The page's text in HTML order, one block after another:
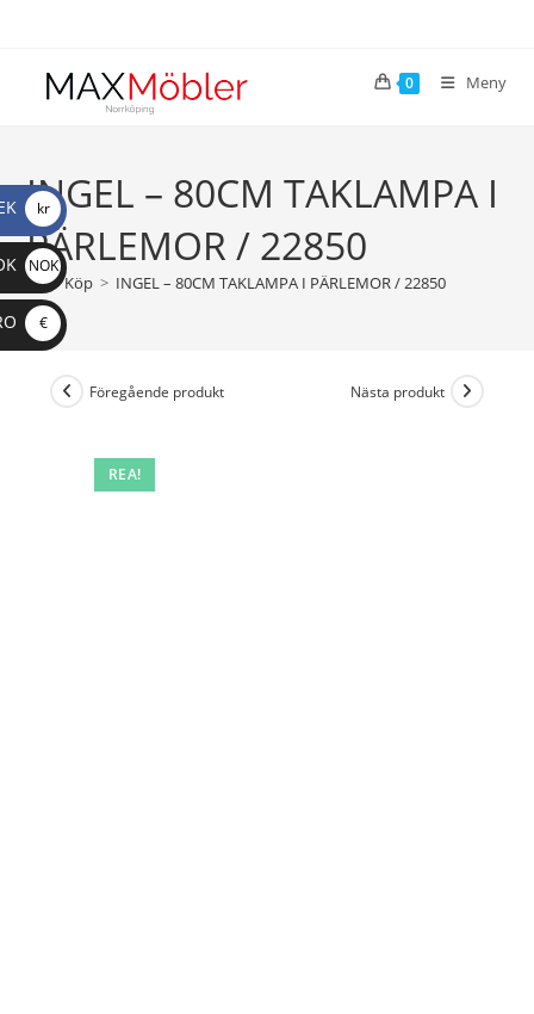
0 Meny
INGEL – 80CM TAKLAMPA I
PÄRLEMOR / 22850
> Köp > INGEL – 80CM TAKLAMPA I PÄRLEMOR / 22850
REA!
Föregående produkt Nästa produkt
kr
NOK
€